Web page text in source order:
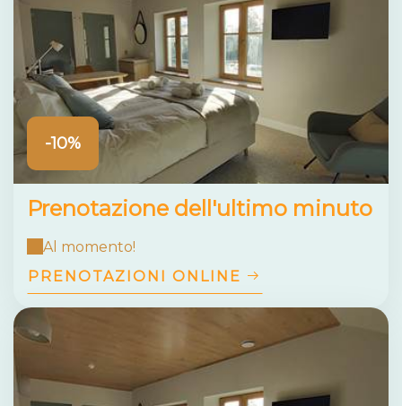
-10%
Prenotazione dell'ultimo minuto
Al momento!
PRENOTAZIONI ONLINE